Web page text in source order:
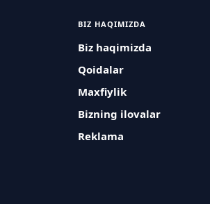
BIZ HAQIMIZDA
Biz haqimizda
Qoidalar
Maxfiylik
Bizning ilovalar
Reklama